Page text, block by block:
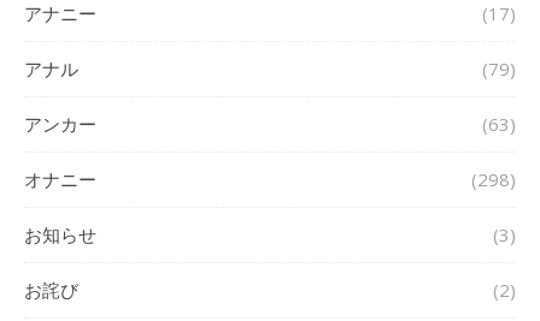
アナニー (17)
アナル (79)
アンカー (63)
オナニー (298)
お知らせ (3)
お詫び (2)